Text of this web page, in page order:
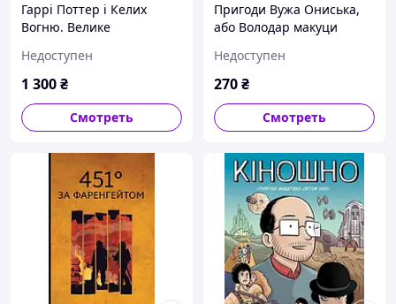
Гаррі Поттер і Келих
Вогню. Велике
Недоступен
1 300₴
Смотреть
Пригоди Вужа Ониська,
або Володар макуци
Недоступен
270₴
Смотреть